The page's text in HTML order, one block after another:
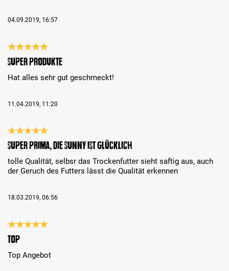
04.09.2019, 16:57
Bewertung mit 5 von 5 Sternen
Super Produkte
Hat alles sehr gut geschmeckt!
11.04.2019, 11:20
Bewertung mit 5 von 5 Sternen
Super Prima, die Sunny ist glücklich
tolle Qualität, selbsr das Trockenfutter sieht saftig aus, auch
der Geruch des Futters lässt die Qualität erkennen
18.03.2019, 06:56
Bewertung mit 5 von 5 Sternen
Top
Top Angebot